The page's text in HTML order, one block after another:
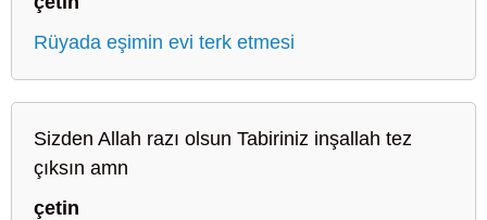
Rüyada eşimin evi terk etmesi
Sizden Allah razı olsun Tabiriniz inşallah tez
çıksın amn
çetin